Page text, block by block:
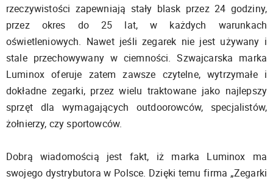
rzeczywistości zapewniają stały blask przez 24 godziny,
przez okres do 25 lat, w każdych warunkach
oświetleniowych. Nawet jeśli zegarek nie jest używany i
stale przechowywany w ciemności. Szwajcarska marka
Luminox oferuje zatem zawsze czytelne, wytrzymałe i
dokładne zegarki, przez wielu traktowane jako najlepszy
sprzęt dla wymagających outdoorowców, specjalistów,
żołnierzy, czy sportowców.
Dobrą wiadomością jest fakt, iż marka Luminox ma
swojego dystrybutora w Polsce. Dzięki temu firma „Zegarki